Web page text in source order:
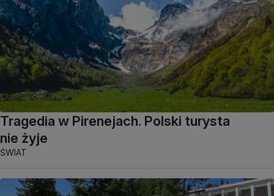
Tragedia w Pirenejach. Polski turysta
nie żyje
ŚWIAT